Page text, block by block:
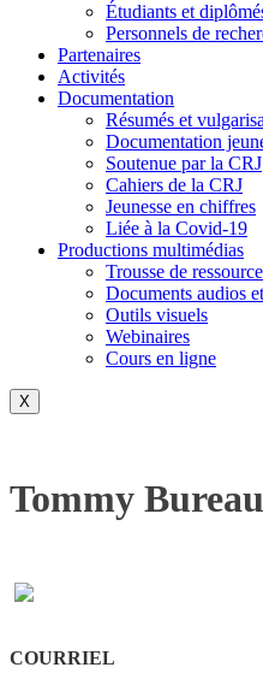
Étudiants et
Personnels de
Partenaires
Activités
Documentation
Résumés et
Documentation
Soutenue par la CRJ
Cahiers de la CRJ
Jeunesse en chiffres
Liée à la Covid-19
Productions multimédias
Trousse de
Documents audios
Outils visuels
Webinaires
Cours en ligne
X
Tommy Bureau
COURRIEL